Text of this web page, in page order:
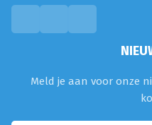
Meld je aan voor onze